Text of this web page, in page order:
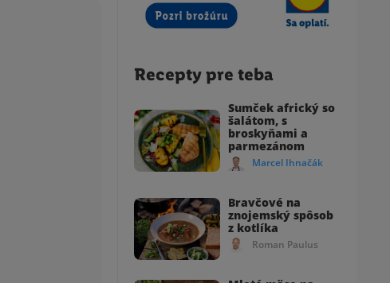
Recepty pre teba
Sumček africký so
šalátom, s
broskyňami a
parmezánom
Marcel Ihnačák
Bravčové na
znojemský spôsob
z kotlíka
Roman Paulus